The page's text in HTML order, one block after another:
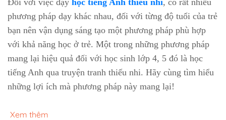
phương pháp dạy khác nhau, đối với từng độ tuổi của trẻ
bạn nên vận dụng sáng tạo một phương pháp phù hợp
với khả năng học ở trẻ. Một trong những phương pháp
mang lại hiệu quả đối với học sinh lớp 4, 5 đó là học
tiếng Anh qua truyện tranh thiếu nhi. Hãy cùng tìm hiểu
những lợi ích mà phương pháp này mang lại!
Xem thêm